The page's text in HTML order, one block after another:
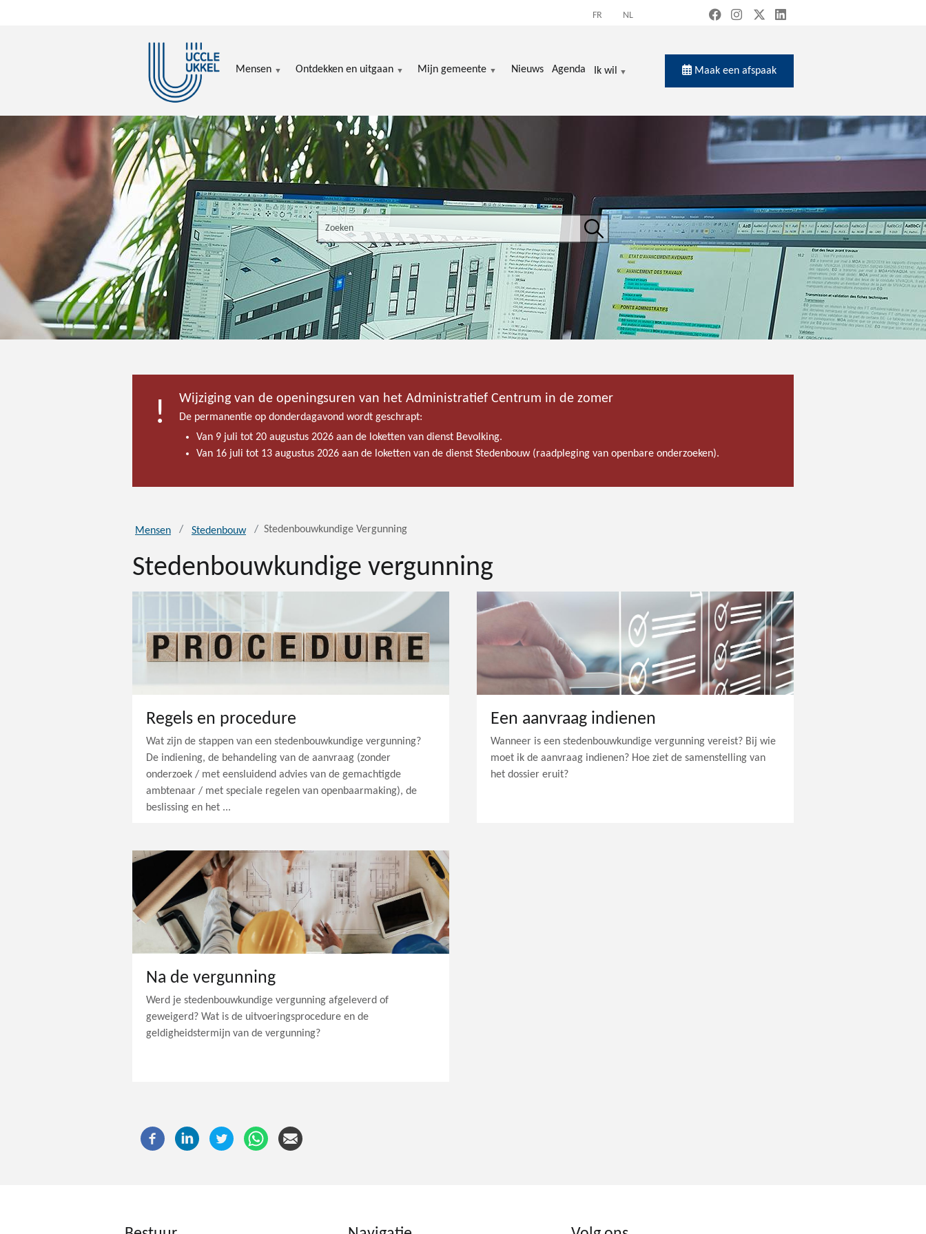
FR NL
Mensen Ontdekken en uitgaan Mijn gemeente Nieuws Agenda Ik wil Maak een afspaak
Search the site
Zoeken
Wijziging van de openingsuren van het Administratief Centrum in de zomer
De permanentie op donderdagavond wordt geschrapt:
Van 9 juli tot 20 augustus 2026 aan de loketten van dienst Bevolking.
Van 16 juli tot 13 augustus 2026 aan de loketten van de dienst Stedenbouw (raadpleging van openbare onderzoeken).
Mensen Stedenbouw Stedenbouwkundige Vergunning
Stedenbouwkundige vergunning
Regels en procedure
Wat zijn de stappen van een stedenbouwkundige vergunning?
De indiening, de behandeling van de aanvraag (zonder
onderzoek / met eensluidend advies van de gemachtigde
ambtenaar / met speciale regelen van openbaarmaking), de
beslissing en het ...
Een aanvraag indienen
Wanneer is een stedenbouwkundige vergunning vereist? Bij wie
moet ik de aanvraag indienen? Hoe ziet de samenstelling van
het dossier eruit?
Na de vergunning
Werd je stedenbouwkundige vergunning afgeleverd of
geweigerd? Wat is de uitvoeringsprocedure en de
geldigheidstermijn van de vergunning?